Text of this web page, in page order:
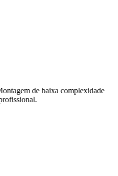
de baixa complexidade